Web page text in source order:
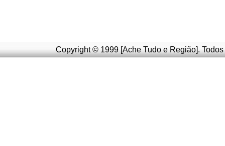
Copyright © 1999 [Ache Tudo e Região].